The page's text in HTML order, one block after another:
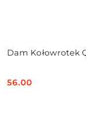
Dam Kołowrotek
Cena:
56.00